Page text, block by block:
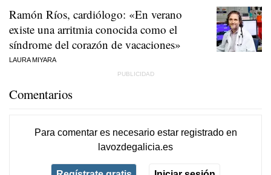
Ramón Ríos, cardiólogo: «En verano
existe una arritmia conocida como el
síndrome del corazón de vacaciones»
LAURA MIYARA
Comentarios
Para comentar es necesario estar registradoen
lavozdegalicia.es